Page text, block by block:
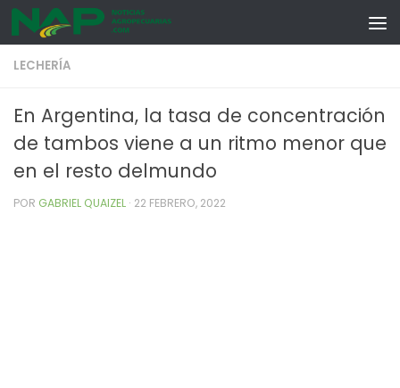
Skip to content
LECHERÍA
En Argentina, la tasa de concentración
de tambos viene a un ritmo menor que
en el resto delmundo
POR GABRIEL QUAIZEL · 22 FEBRERO, 2022